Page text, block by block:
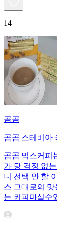
14
곰곰
곰곰 스테비아
곰곰 믹스커피
가 당 걱정 없
니 선택 안 할
스 그대로의
는 커피마실